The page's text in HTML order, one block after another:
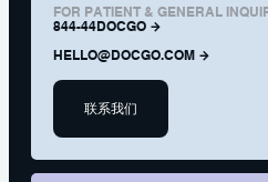
FOR PATIENT & GENERAL
844-44DOCGO
HELLO@DOCGO.COM
联系我们